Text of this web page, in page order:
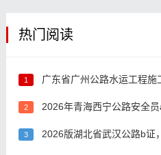
热门阅读
1 广东省广州公路水运工程施工
2 2026年青海西宁公路安全
3 2026版湖北省武汉公路b证